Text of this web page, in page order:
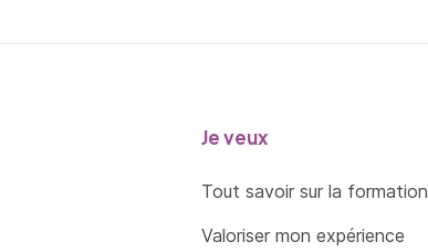
Je veux
Tout savoir sur la formation
Valoriser mon expérience